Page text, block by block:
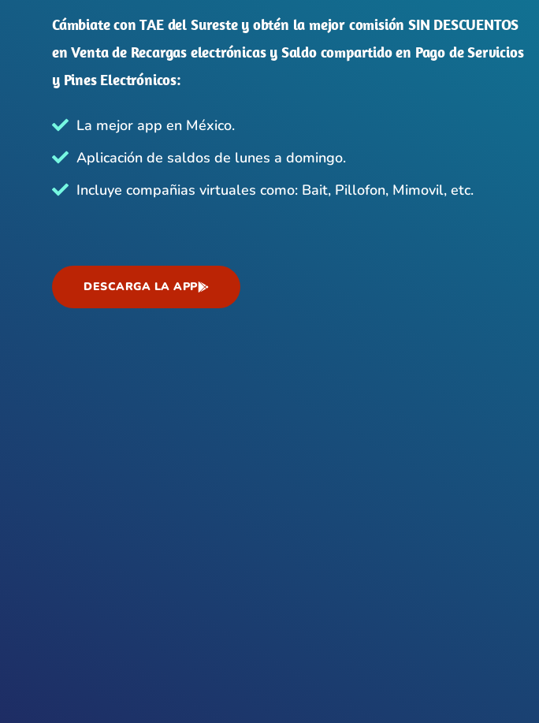
Cámbiate con TAE del Sureste y obtén la mejor comisión SIN DESCUENTOS
en Venta de Recargas electrónicas y Saldo compartido en Pago de Servicios
y Pines Electrónicos:
La mejor app en México.
Aplicación de saldos de lunes a domingo.
Incluye compañias virtuales como: Bait, Pillofon, Mimovil, etc.
DESCARGA LA APP